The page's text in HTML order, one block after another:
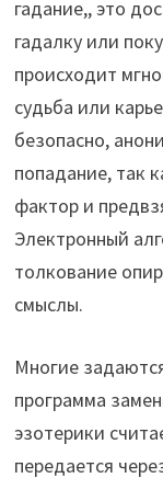
гадание,, это
гадалку или
происходит
судьба или
безопасно,
попадание, так
фактор и
Электронный
толкование
смыслы.
Многие
программа
эзотерики
передается